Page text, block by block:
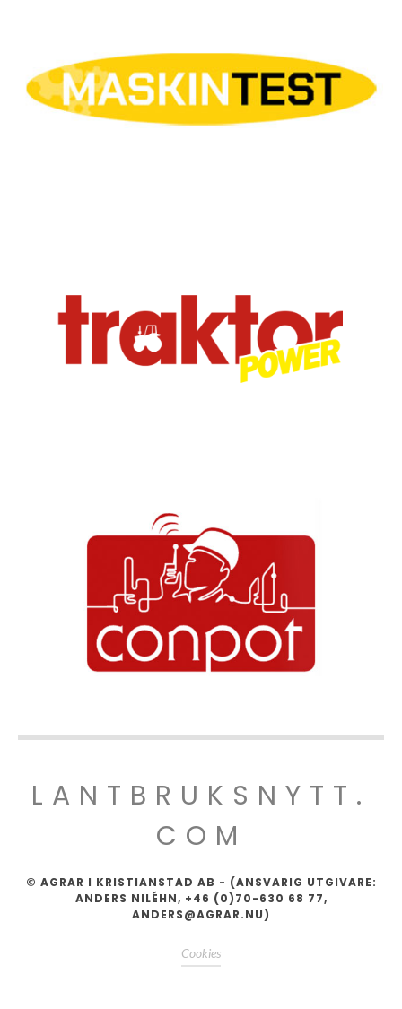
LANTBRUKSNYTT.
COM
© AGRAR I KRISTIANSTAD AB - (ANSVARIG UTGIVARE:
ANDERS NILÉHN, +46 (0)70-630 68 77,
ANDERS@AGRAR.NU)
Cookies